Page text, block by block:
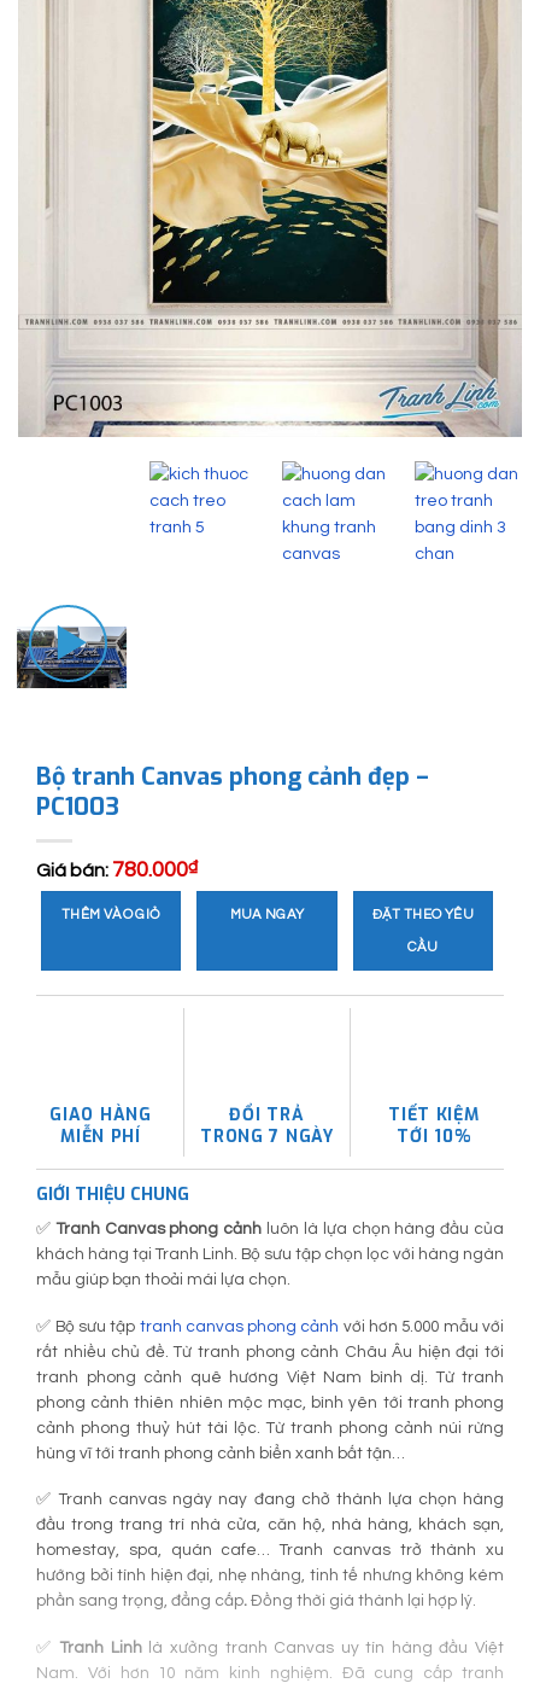
Bộ tranh Canvas phong cảnh đẹp –
PC1003
Giá bán: 780.000₫
THÊM VÀO GIỎ MUA NGAY ĐẶT THEO YÊU
CẦU
GIAO HÀNG
MIỄN PHÍ
ĐỔI TRẢ
TRONG 7 NGÀY
TIẾT KIỆM
TỚI 10%
GIỚI THIỆU CHUNG
✅Tranh Canvas phong cảnh luôn là lựa chọn hàng đầu của
khách hàng tại Tranh Linh. Bộ sưu tập chọn lọc với hàng ngàn
mẫu giúp bạn thoải mái lựa chọn.
✅ Bộ sưu tập tranh canvas phong cảnh với hơn 5.000 mẫu với
rất nhiều chủ đề. Từ tranh phong cảnh Châu Âu hiện đại tới
tranh phong cảnh quê hương Việt Nam bình dị. Từ tranh
phong cảnh thiên nhiên mộc mạc, bình yên tới tranh phong
cảnh phong thuỷ hút tài lộc. Từ tranh phong cảnh núi rừng
hùng vĩ tới tranh phong cảnh biển xanh bất tận…
✅ Tranh canvas ngày nay đang chở thành lựa chọn hàng
đầu trong trang trí nhà cửa, căn hộ, nhà hàng, khách sạn,
homestay, spa, quán cafe… Tranh canvas trở thành xu
hướng bởi tính hiện đại, nhẹ nhàng, tinh tế nhưng không kém
phần sang trọng, đẳng cấp. Đồng thời giá thành lại hợp lý.
✅Tranh Linhlà xưởng tranh Canvas uy tín hàng đầu Việt
Nam. Với hơn 10 năm kinh nghiệm. Đã cung cấp tranh